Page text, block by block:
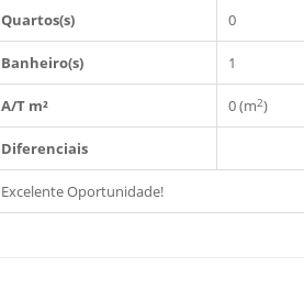
Quartos(s) 0
Banheiro(s) 1
A/T m² 0 (m2)
Diferenciais
Excelente Oportunidade!